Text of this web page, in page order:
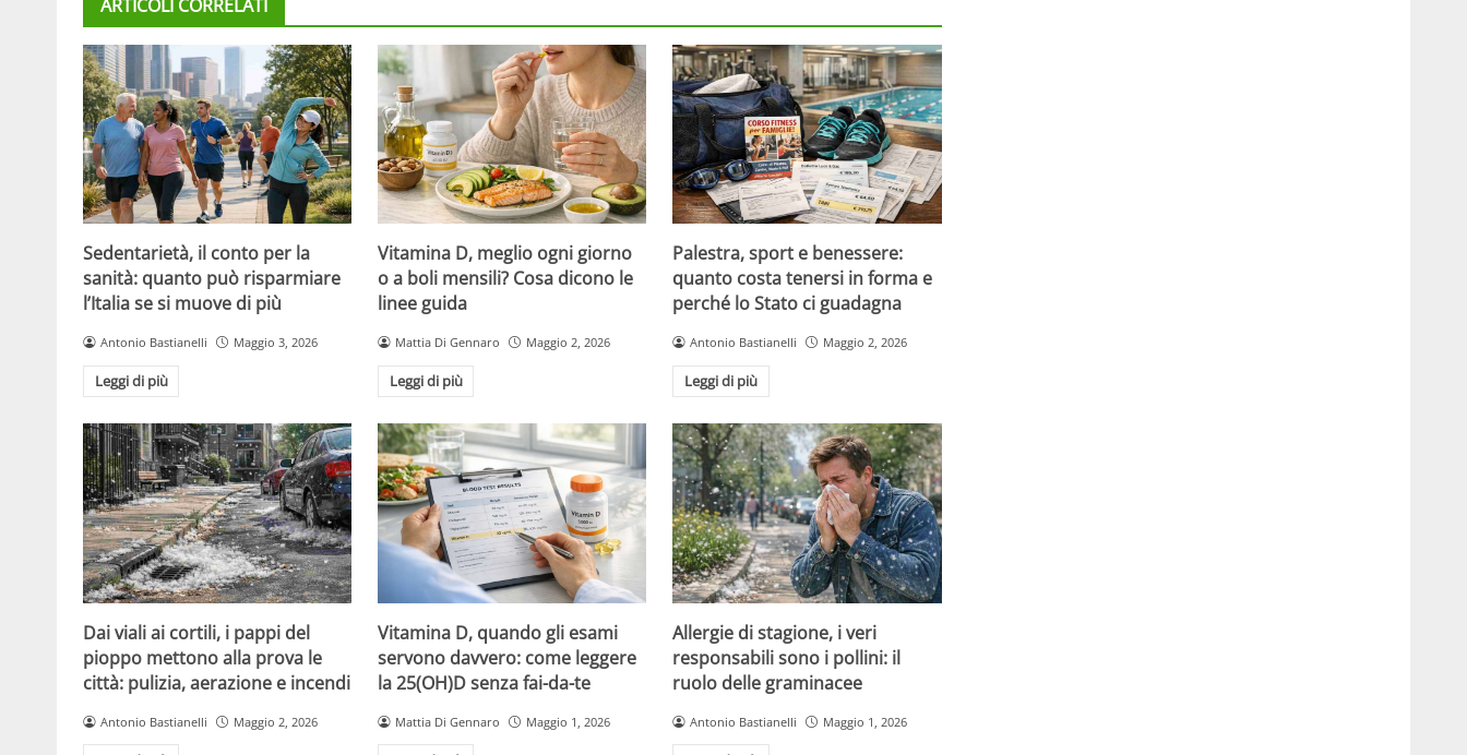
ARTICOLI CORRELATI
Sedentarietà, il conto per la
sanità: quanto può risparmiare
l’Italia se si muove di più
Antonio Bastianelli Maggio 3, 2026
Leggi di più
Vitamina D, meglio ogni giorno
o a boli mensili? Cosa dicono le
linee guida
Mattia Di Gennaro Maggio 2, 2026
Leggi di più
Palestra, sport e benessere:
quanto costa tenersi in forma e
perché lo Stato ci guadagna
Antonio Bastianelli Maggio 2, 2026
Leggi di più
Dai viali ai cortili, i pappi del
pioppo mettono alla prova le
città: pulizia, aerazione e incendi
Antonio Bastianelli Maggio 2, 2026
Vitamina D, quando gli esami
servono davvero: come leggere
la 25(OH)D senza fai-da-te
Mattia Di Gennaro Maggio 1, 2026
Allergie di stagione, i veri
responsabili sono i pollini: il
ruolo delle graminacee
Antonio Bastianelli Maggio 1, 2026